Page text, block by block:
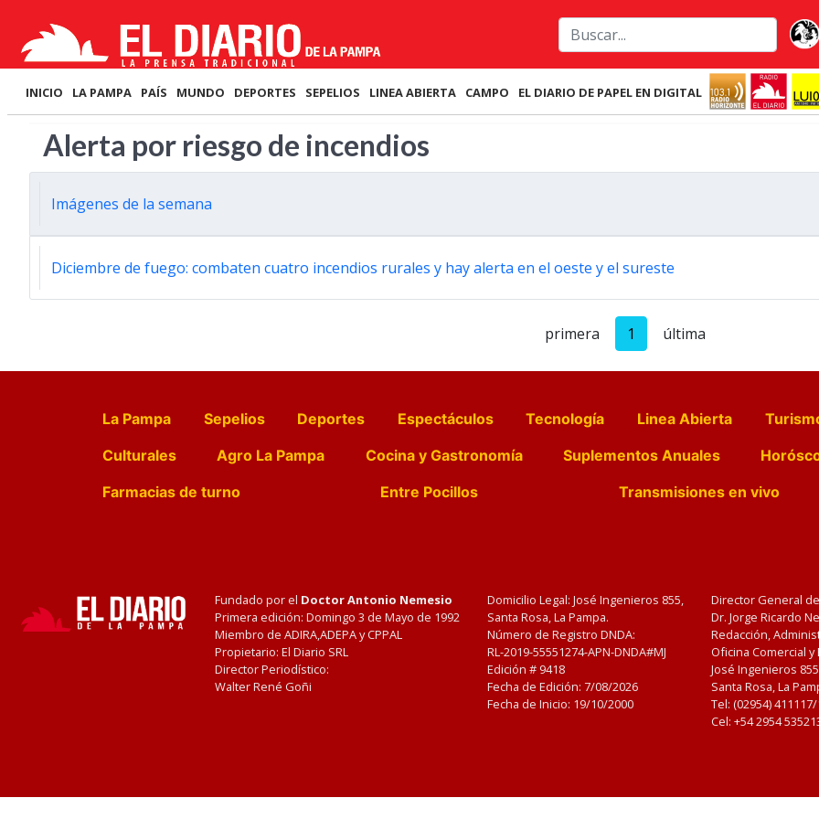
INICIO LA PAMPA PAÍS MUNDO DEPORTES SEPELIOS LINEA ABIERTA CAMPO EL DIARIO DE PAPEL EN DIGITAL
Alerta por riesgo de incendios
Imágenes de la semana
Diciembre de fuego: combaten cuatro incendios rurales y hay alerta en el oeste y el sureste
primera 1 última
La Pampa Sepelios Deportes Espectáculos Tecnología Linea Abierta
Culturales
Agro La Pampa Cocina y Gastronomía Suplementos Anuales
Farmacias de turno
Entre Pocillos Transmisiones en vivo
Fundado por el Doctor Antonio Nemesio
Primera edición: Domingo 3 de Mayo de 1992
Miembro de ADIRA,ADEPA y CPPAL
Propietario: El Diario SRL
Director Periodístico:
Walter René Goñi
Domicilio Legal: José Ingenieros 855,
Santa Rosa, La Pampa.
Número de Registro DNDA:
RL-2019-55551274-APN-DNDA#MJ
Edición # 9418
Fecha de Edición: 7/08/2026
Fecha de Inicio: 19/10/2000
Director General
Dr. Jorge Ricardo
Redacción,
Oficina Comercial
José Ingenieros
Santa Rosa, La
Tel: (02954)
Cel: +54 2954